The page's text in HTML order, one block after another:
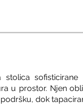
stolica
u prostor. Njen
dok